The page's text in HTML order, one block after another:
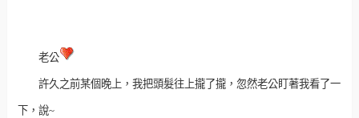
老公
許久之前某個晚上，我把頭髮往上攏了攏，忽然老公盯著我看了一
下，說~